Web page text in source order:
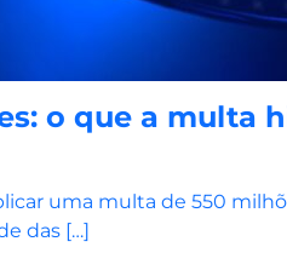
o que a multa
uma multa de 550
das […]